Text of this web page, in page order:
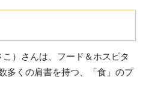
）さんは、フード＆ホスピタ
多くの肩書を持つ、「食」のプ